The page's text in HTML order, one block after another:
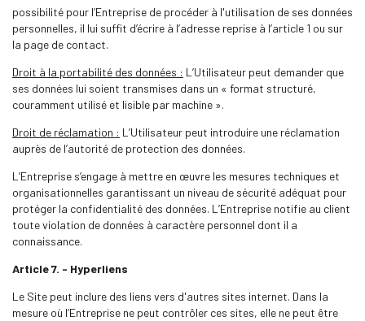
possibilité pour l’Entreprise de procéder à l'utilisation de ses données
personnelles, il lui suffit d’écrire à l’adresse reprise à l’article 1 ou sur
la page de contact.
Droit à la portabilité des données : L’Utilisateur peut demander que
ses données lui soient transmises dans un « format structuré,
couramment utilisé et lisible par machine ».
Droit de réclamation : L’Utilisateur peut introduire une réclamation
auprès de l’autorité de protection des données.
L’Entreprise s’engage à mettre en œuvre les mesures techniques et
organisationnelles garantissant un niveau de sécurité adéquat pour
protéger la confidentialité des données. L’Entreprise notifie au client
toute violation de données à caractère personnel dont il a
connaissance.
Article 7. - Hyperliens
Le Site peut inclure des liens vers d'autres sites internet. Dans la
mesure où l’Entreprise ne peut contrôler ces sites, elle ne peut être